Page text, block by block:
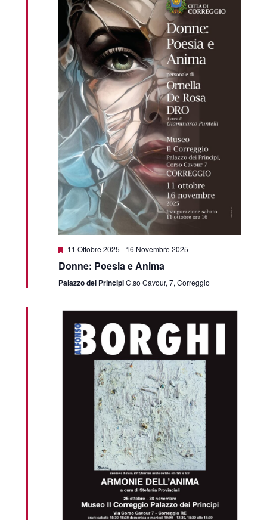
Featured
11 Ottobre 2025 - 16 Novembre 2025
Donne: Poesia e Anima
Palazzo dei PrincipiC.so Cavour, 7, Correggio